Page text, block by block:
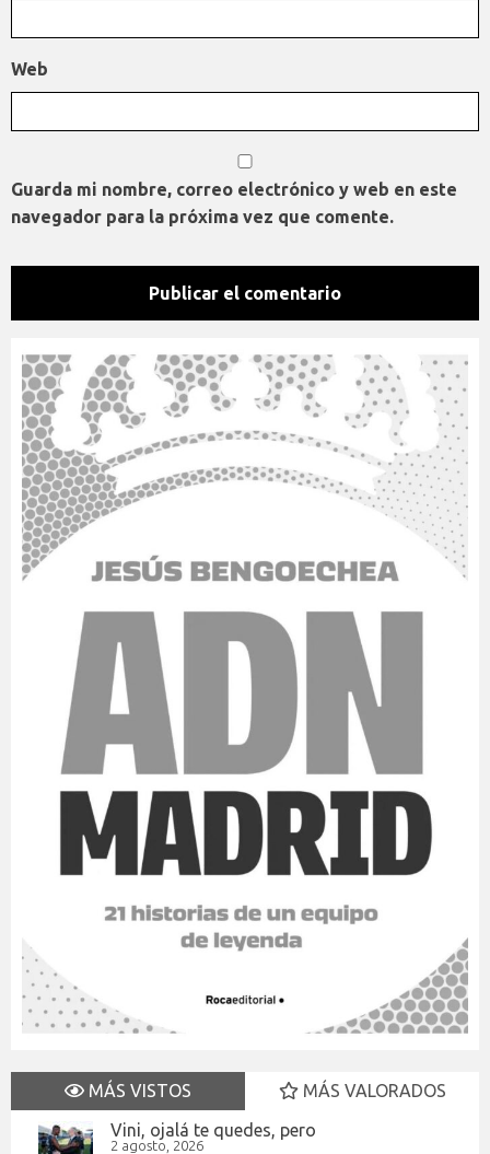
Web
Guarda mi nombre, correo electrónico y web en este
navegador para la próxima vez que comente.
MÁS VISTOS
MÁS VALORADOS
Vini, ojalá te quedes, pero
2 agosto, 2026